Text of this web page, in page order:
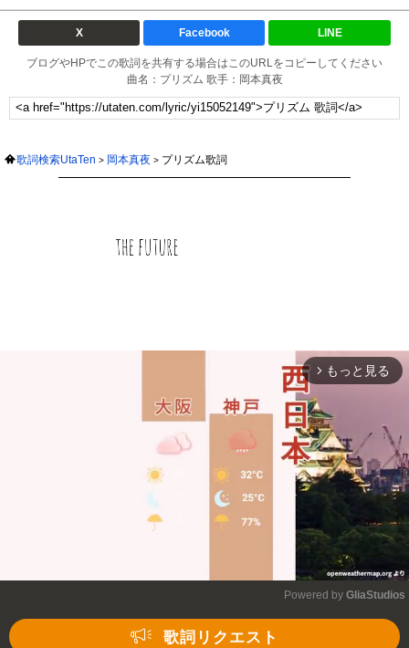
X Facebook LINE
ブログやHPでこの歌詞を共有する場合はこのURLをコピーしてください
曲名：プリズム 歌手：岡本真夜
歌詞検索UtaTen 岡本真夜 プリズム歌詞
arrow_forward_ios もっと見る
Powered by GliaStudios
歌詞リクエスト